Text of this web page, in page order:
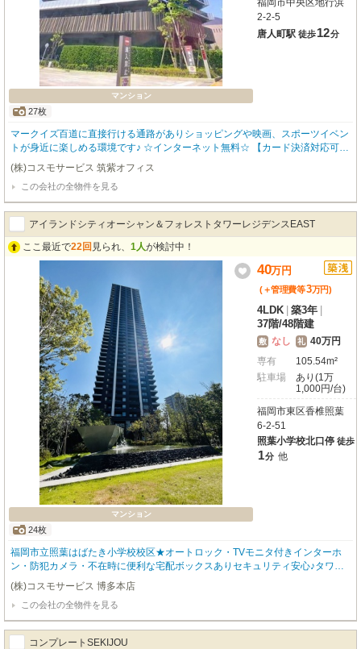
マンション
27枚
福岡市中央区地行浜
2-2-5
唐人町駅 徒歩12分
マークイズ百道に直接行ける通路がありショッピングや映画、スポーツイベン
トが身近に楽しめる環境です♪ ☆インターネット無料☆ 【カード決済対応可
能】 ※室内写真と間取りは現状優先でお願いします。 筑紫オフィス、または
本店（博多区 TEL:092-474-3303）どちらの店舗でもご案内できます。お気軽
にお問い合わせください。
(株)コスモサービス 筑紫オフィス
この会社の全物件を見る
アイランドシティオーシャン＆フォレストタワーレジデンスEAST
ここ最近で22回 見られ、 1人が検討中！
マンション
24枚
40万円
(＋管理費等3万円)
4LDK 築3年
37階/48階建
敷 なし 礼 40万円
専有
105.54m²
駐車場
あり(1万
1,000円/台)
福岡市東区香椎照葉
6-2-51
照葉小学校北口停 徒歩
1分 他
福岡市立照葉はばたき小学校校区★オートロック・TVモニタ付きインターホ
ン・防犯カメラ・不在時に便利な宅配ボックスありセキュリティ安心♪タワー
マンション37階なので眺望良好です！目の前に遮るものがない開放的な景色を
楽しめます。ワンちゃんと一緒に暮らせます(^^♪ ペット飼育時は条件変更がご
ざいます。お問合せ下さい。内覧をご希望の方はお気軽にお申し付けくださ
い！ ★福岡のペット可物件はコスモサービスまで★福岡の物件全てご紹介出来
ます！！何でもご相談下さい♪ ※室内と間取りは現況優先でお願い致します。
(株)コスモサービス 博多本店
この会社の全物件を見る
コンプレートSEKIJOU